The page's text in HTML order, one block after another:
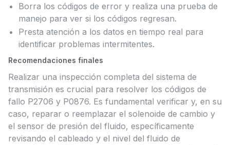
Borra los códigos de error y realiza una prueba de
manejo para ver si los códigos regresan.
Presta atención a los datos en tiempo real para
identificar problemas intermitentes.
Recomendaciones finales
Realizar una inspección completa del sistema de
transmisión es crucial para resolver los códigos de
fallo P2706 y P0876. Es fundamental verificar y, en su
caso, reparar o reemplazar el solenoide de cambio y
el sensor de presión del fluido, específicamente
revisando el cableado y el nivel del fluido de